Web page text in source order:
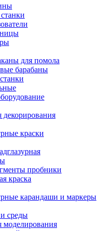
для помола
барабаны
краски
пробники
краска
карандаши и маркеры
среды
моделирования